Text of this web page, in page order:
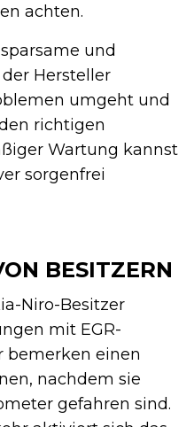
achten.
und
Hersteller
umgeht und
richtigen
Wartung kannst
sorgenfrei
BESITZERN
Niro-Besitzer
mit EGR-
bemerken einen
nachdem sie
gefahren sind.